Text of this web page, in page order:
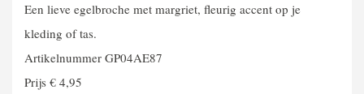
Een lieve egelbroche met margriet, fleurig accent op je
kleding of tas.
Artikelnummer GP04AE87
Prijs € 4,95